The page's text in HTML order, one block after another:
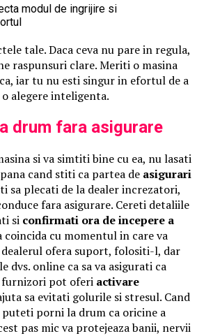
modul de ingrijire si
tale. Daca ceva nu pare in regula,
raspunsuri clare. Meriti o masina
iar tu nu esti singur in efortul de a
alegere inteligenta.
drum fara asigurare
si va simtiti bine cu ea, nu lasati
cand stiti ca partea de asigurari
sa plecati de la dealer increzatori,
fara asigurare. Cereti detaliile
si confirmati ora de incepere a
coincida cu momentul in care va
dealerul ofera suport, folositi-l, dar
dvs. online ca sa va asigurati ca
pot oferi activare
sa evitati golurile si stresul. Cand
puteti porni la drum ca oricine a
pas mic va protejeaza banii, nervii